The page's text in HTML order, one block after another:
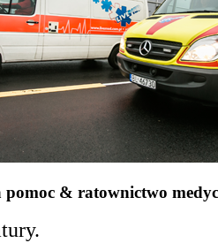
pomoc & ratownictwo